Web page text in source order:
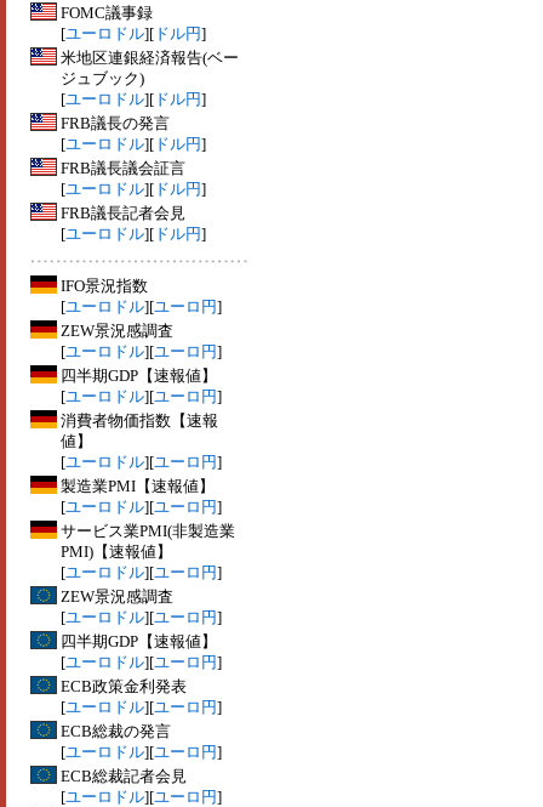
FOMC議事録
[ユーロドル][ ドル円]
米地区連銀経済報告(ベー
ジュブック)
[ユーロドル][ ドル円]
FRB議長の発言
[ユーロドル][ ドル円]
FRB議長議会証言
[ユーロドル][ ドル円]
FRB議長記者会見
[ユーロドル][ ドル円]
IFO景況指数
[ユーロドル][ユーロ円]
ZEW景況感調査
[ユーロドル][ユーロ円]
四半期GDP【速報値】
[ユーロドル][ユーロ円]
消費者物価指数【速報
値】
[ユーロドル][ユーロ円]
製造業PMI【速報値】
[ユーロドル][ユーロ円]
サービス業PMI(非製造業
PMI)【速報値】
[ユーロドル][ユーロ円]
ZEW景況感調査
[ユーロドル][ユーロ円]
四半期GDP【速報値】
[ユーロドル][ユーロ円]
ECB政策金利発表
[ユーロドル][ユーロ円]
ECB総裁の発言
[ユーロドル][ユーロ円]
ECB総裁記者会見
[ユーロドル][ユーロ円]